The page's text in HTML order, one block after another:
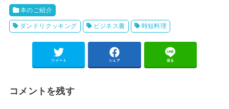
本のご紹介
ダンドリクッキング ビジネス書 時短料理
ツイート シェア 送る
コメントを残す